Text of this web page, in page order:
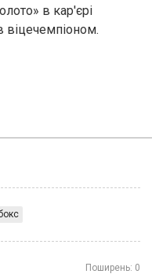
в кар'єрі
віцечемпіоном.
Поширень: 0